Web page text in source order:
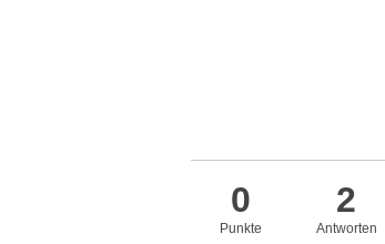
0
Punkte
2
Antworten